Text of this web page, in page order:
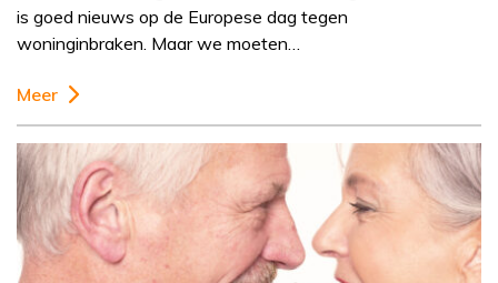
is goed nieuws op de Europese dag tegen
woninginbraken. Maar we moeten…
Meer